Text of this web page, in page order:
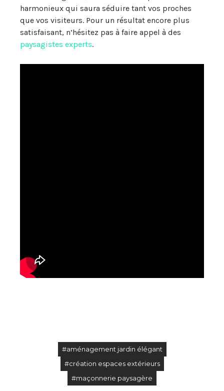
harmonieux qui saura séduire tant vos proches
que vos visiteurs. Pour un résultat encore plus
satisfaisant, n’hésitez pas à faire appel à des
paysagistes experts.
#aménagement jardin élégant
#création espaces extérieurs
#maçonnerie paysagère